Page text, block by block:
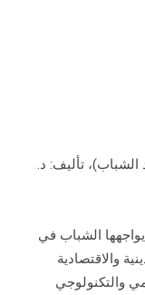
الشباب)، تأليف: د.
الشباب في
والاقتصادية
والتكنولوجي